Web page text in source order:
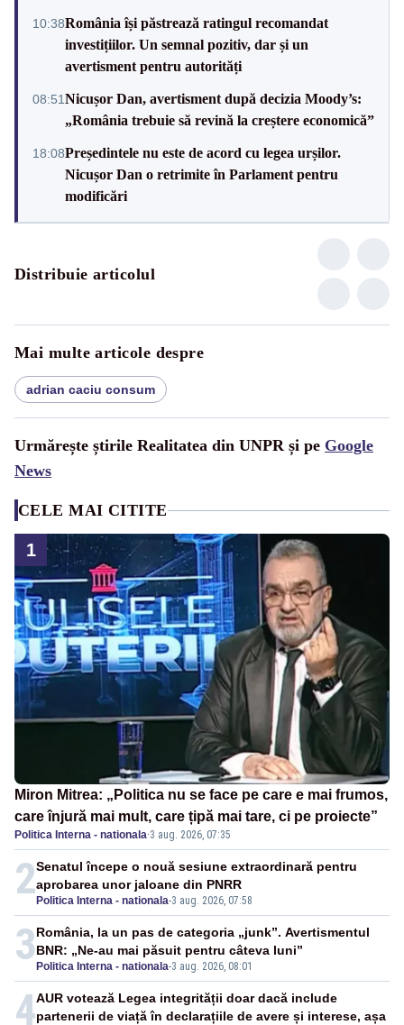
10:38România își păstrează ratingul recomandat
investițiilor. Un semnal pozitiv, dar și un
avertisment pentru autorități
08:51Nicușor Dan, avertisment după decizia Moody’s:
„România trebuie să revină la creștere economică”
18:08Președintele nu este de acord cu legea urșilor.
Nicușor Dan o retrimite în Parlament pentru
modificări
Distribuie articolul
Mai multe articole despre
adrian caciu consum
Urmărește știrile Realitatea din UNPR și pe Google
News
CELE MAI CITITE
1
Miron Mitrea: „Politica nu se face pe care e mai frumos,
care înjură mai mult, care țipă mai tare, ci pe proiecte”
Politica Interna - nationala·3 aug. 2026, 07:35
2Politica Interna - nationala-3 aug. 2026, 07:58
Senatul începe o nouă sesiune extraordinară pentru
aprobarea unor jaloane din PNRR
3Politica Interna - nationala-3 aug. 2026, 08:01
România, la un pas de categoria „junk”. Avertismentul
BNR: „Ne-au mai păsuit pentru câteva luni”
4AUR votează Legea integrității doar dacă include
partenerii de viață în declarațiile de avere și interese, așa